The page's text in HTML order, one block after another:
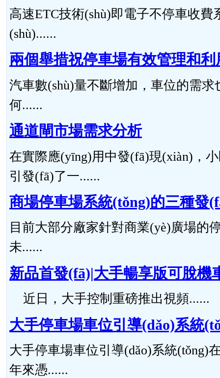
高速ETC技術(shù)即電子不停車收
(shù)......
兩個舉措祝停車場有效管理和利
汽車數(shù)量不斷增加，車位的需
何......
通道閘市場需求分析
在實際應(yīng)用中發(fā)現(xiàn)，
引發(fā)了一......
商場停車場系統(tǒng)的三種發
目前大部分廠家針對商業(yè)廣場的
未......
新品首發(fā)|大手暢享版可脫機
近日，大手控制重磅推出視頻......
大手停車場車位引導(dǎo)系統
大手停車場車位引導(dǎo)系統(tǒng)
年來憑......